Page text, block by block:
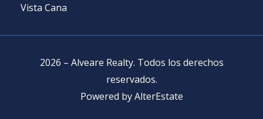
Vista Cana
2026 – Alveare Realty. Todos los derechos
reservados.
Powered by AlterEstate